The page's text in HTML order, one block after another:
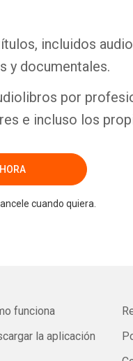
incluidos
y documentales.
por
e incluso los
cuando quiera.
funciona
la aplicación